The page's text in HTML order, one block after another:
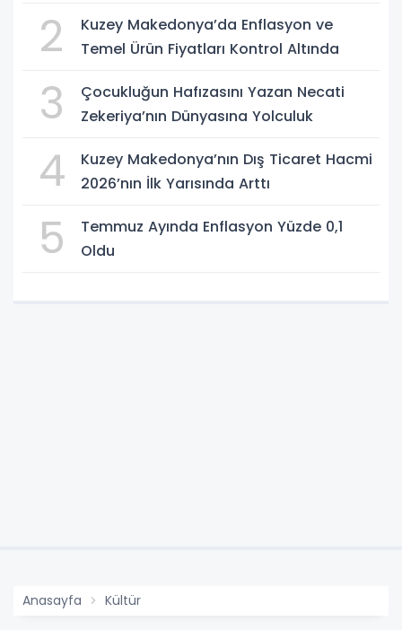
2
Kuzey Makedonya’da Enflasyon ve
Temel Ürün Fiyatları Kontrol Altında
3
Çocukluğun Hafızasını Yazan Necati
Zekeriya’nın Dünyasına Yolculuk
4
Kuzey Makedonya’nın Dış Ticaret Hacmi
2026’nın İlk Yarısında Arttı
5
Temmuz Ayında Enflasyon Yüzde 0,1
Oldu
Anasayfa Kültür